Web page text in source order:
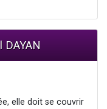
elle doit se couvrir